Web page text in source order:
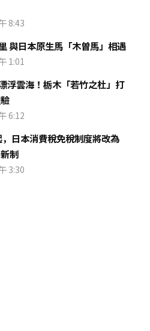
8:43
與日本原生馬「木曽馬」相遇
1:01
浮雲海！栃木「若竹之杜」打
6:12
日本消費稅免稅制度將改為
制
3:30